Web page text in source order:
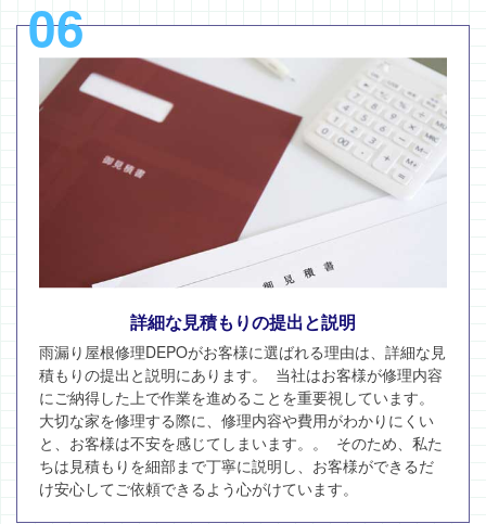
06
詳細な見積もりの提出と説明
雨漏り屋根修理DEPOがお客様に選ばれる理由は、詳細な見
積もりの提出と説明にあります。 当社はお客様が修理内容
にご納得した上で作業を進めることを重要視しています。
大切な家を修理する際に、修理内容や費用がわかりにくい
と、お客様は不安を感じてしまいます。。 そのため、私た
ちは見積もりを細部まで丁寧に説明し、お客様ができるだ
け安心してご依頼できるよう心がけています。